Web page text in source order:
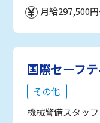
月給297,500
国際セーフ
その他
機械警備スタッフ